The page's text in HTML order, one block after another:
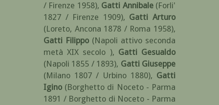
/ Firenze 1958), Gatti Annibale (Forli'
1827 / Firenze 1909), Gatti Arturo
(Loreto, Ancona 1878 / Roma 1958),
Gatti Filippo (Napoli attivo seconda
metà XIX secolo ), Gatti Gesualdo
(Napoli 1855 / 1893), Gatti Giuseppe
(Milano 1807 / Urbino 1880), Gatti
Igino (Borghetto di Noceto - Parma
1891 / Borghetto di Noceto - Parma